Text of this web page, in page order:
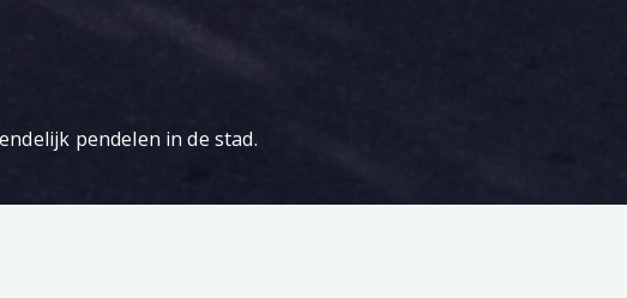
pendelen in de stad.